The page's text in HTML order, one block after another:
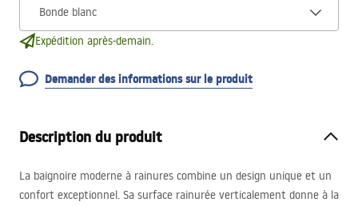
Expédition après-demain.
Demander des informations sur le produit
Description du produit
La baignoire moderne à rainures combine un design unique et un
confort exceptionnel. Sa surface rainurée verticalement donne à la